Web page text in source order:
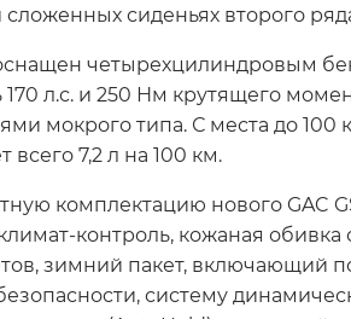
сиденьях второго
четырехцилиндровым
л.с. и 250 Нм крутящего
мокрого типа. С места до 100
всего 7,2 л на 100 км.
комплектацию нового GAC
контроль, кожаная
зимний пакет, включающий
систему